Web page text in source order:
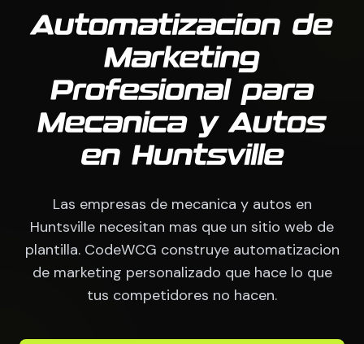
Automatizacion de
Marketing
Profesional para
Mecanica y Autos
en Huntsville
Las empresas de mecanica y autos en
Huntsville necesitan mas que un sitio web de
plantilla. CodeWCG construye automatizacion
de marketing personalizado que hace lo que
tus competidores no hacen.